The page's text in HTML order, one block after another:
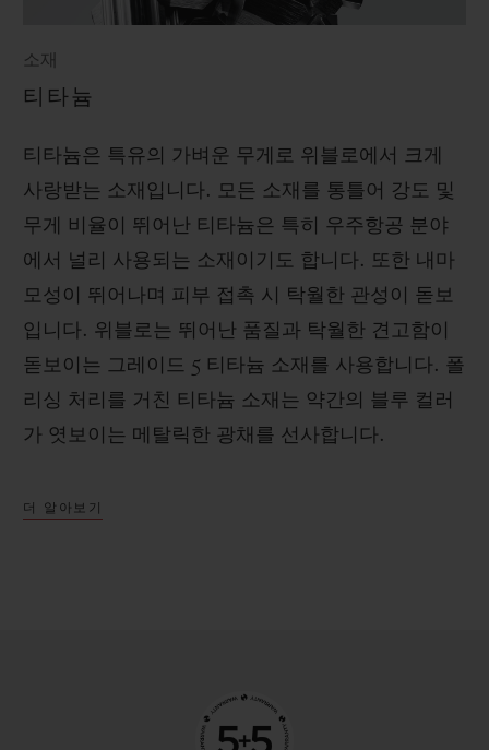
소재
티타늄
티타늄은 특유의 가벼운 무게로 위블로에서 크게
사랑받는 소재입니다. 모든 소재를 통틀어 강도 및
무게 비율이 뛰어난 티타늄은 특히 우주항공 분야
에서 널리 사용되는 소재이기도 합니다. 또한 내마
모성이 뛰어나며 피부 접촉 시 탁월한 관성이 돋보
입니다. 위블로는 뛰어난 품질과 탁월한 견고함이
돋보이는 그레이드 5 티타늄 소재를 사용합니다. 폴
리싱 처리를 거친 티타늄 소재는 약간의 블루 컬러
가 엿보이는 메탈릭한 광채를 선사합니다.
더 알아보기